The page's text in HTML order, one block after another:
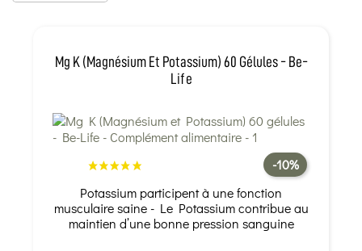
Mg K (Magnésium Et Potassium) 60 Gélules - Be-
Life
-10%
Potassium participent à une fonction
musculaire saine - Le Potassium contribue au
maintien d’une bonne pression sanguine